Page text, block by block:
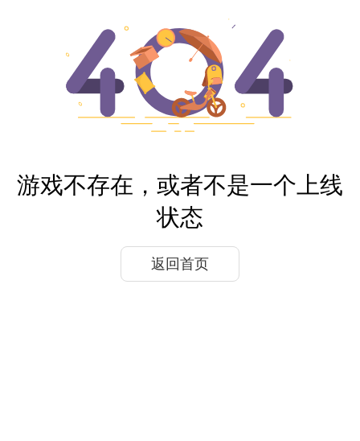
游戏不存在，或者不是一个上线
状态
返回首页